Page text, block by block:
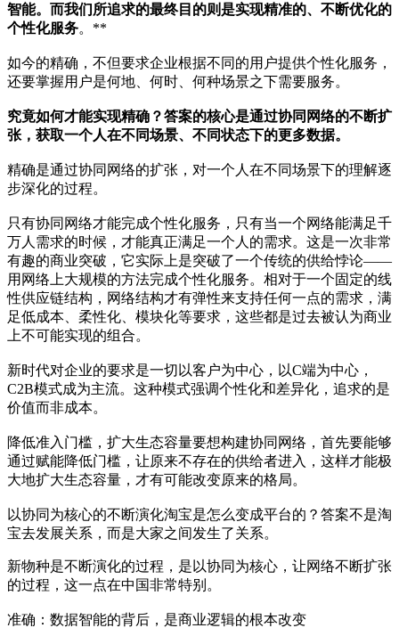
智能。而我们所追求的最终目的则是实现精准的、不断优化的
个性化服务。**
如今的精确，不但要求企业根据不同的用户提供个性化服务，
还要掌握用户是何地、何时、何种场景之下需要服务。
究竟如何才能实现精确？答案的核心是通过协同网络的不断扩
张，获取一个人在不同场景、不同状态下的更多数据。
精确是通过协同网络的扩张，对一个人在不同场景下的理解逐
步深化的过程。
只有协同网络才能完成个性化服务，只有当一个网络能满足千
万人需求的时候，才能真正满足一个人的需求。这是一次非常
有趣的商业突破，它实际上是突破了一个传统的供给悖论——
用网络上大规模的方法完成个性化服务。相对于一个固定的线
性供应链结构，网络结构才有弹性来支持任何一点的需求，满
足低成本、柔性化、模块化等要求，这些都是过去被认为商业
上不可能实现的组合。
新时代对企业的要求是一切以客户为中心，以C端为中心，
C2B模式成为主流。这种模式强调个性化和差异化，追求的是
价值而非成本。
降低准入门槛，扩大生态容量要想构建协同网络，首先要能够
通过赋能降低门槛，让原来不存在的供给者进入，这样才能极
大地扩大生态容量，才有可能改变原来的格局。
以协同为核心的不断演化淘宝是怎么变成平台的？答案不是淘
宝去发展关系，而是大家之间发生了关系。
新物种是不断演化的过程，是以协同为核心，让网络不断扩张
的过程，这一点在中国非常特别。
准确：数据智能的背后，是商业逻辑的根本改变